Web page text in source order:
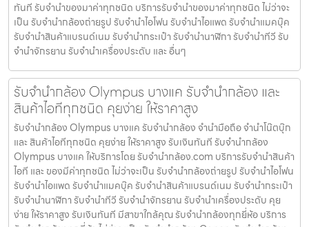
ทันที รับจำนำของมาค่าทุกชนิด บริการรับจำนำของมาค่าทุกชนิด ไม่ว่าจะ
เป็น รับจํานํากล้องถ่ายรูป รับจํานําไอโฟน รับจํานําไอแพด รับจํานําแมคบุ๊ค
รับจํานําสินค้าแบรนด์เนม รับจํานํากระเป๋า รับจํานํานาฬิกา รับจํานําทีวี รับ
จํานําจักรยาน รับจํานําเครื่องประดับ และ อื่นๆ
รับจํานํากล้อง Olympus บางแค รับจํานํากล้อง และ
สินค้าไอทีทุกชนิด คุยง่าย ให้ราคาสูง
รับจํานํากล้อง Olympus บางแค รับจํานํากล้อง จำนำมือถือ จำนำโน๊ตบุ๊ก
และ สินค้าไอทีทุกชนิด คุยง่าย ให้ราคาสูง รับเงินทันที รับจํานํากล้อง
Olympus บางแค ให้บริการโดย รับจํานํากล้อง.com บริการรับจํานําสินค้า
ไอที และ ของมีค่าทุกชนิด ไม่ว่าจะเป็น รับจํานํากล้องถ่ายรูป รับจํานําไอโฟน
รับจํานําไอแพด รับจํานําแมคบุ๊ค รับจํานําสินค้าแบรนด์เนม รับจํานํากระเป๋า
รับจํานํานาฬิกา รับจํานําทีวี รับจํานําจักรยาน รับจํานําเครื่องประดับ คุย
ง่าย ให้ราคาสูง รับเงินทันที มีสาขาใกล้คุณ รับจำนำกล้องทุกยี่ห้อ บริการ